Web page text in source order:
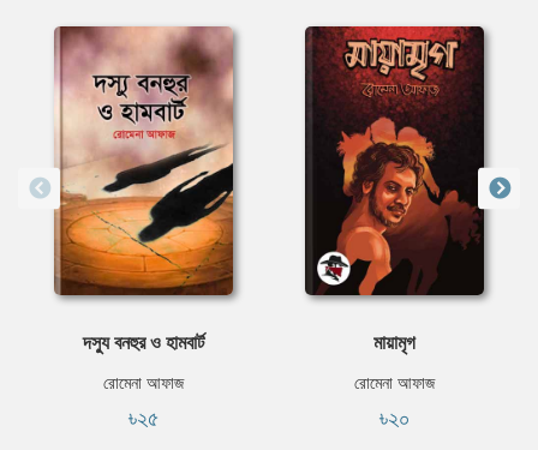
দস্যু বনহুর ও হামবার্ট
রোমেনা আফাজ
৳২৫
মায়ামৃগ
রোমেনা আফাজ
৳২০